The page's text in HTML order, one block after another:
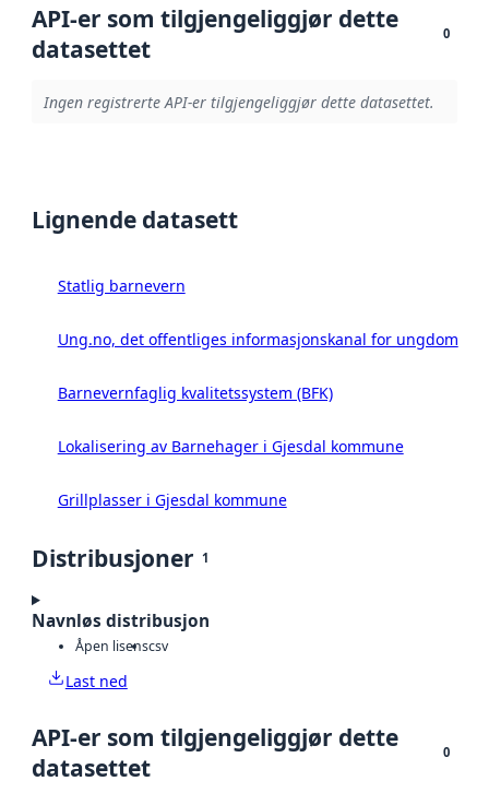
API-er som tilgjengeliggjør dette
datasettet
0
Ingen registrerte API-er tilgjengeliggjør dette datasettet.
Lignende datasett
Statlig barnevern
Ung.no, det offentliges informasjonskanal for ungdom
Barnevernfaglig kvalitetssystem (BFK)
Lokalisering av Barnehager i Gjesdal kommune
Grillplasser i Gjesdal kommune
Distribusjoner 1
Navnløs distribusjon
Åpen lisenscsv
Last ned
API-er som tilgjengeliggjør dette
datasettet
0